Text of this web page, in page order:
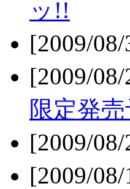
ッ!!
[2009/
[2009/
限定発
[2009/
[2009/